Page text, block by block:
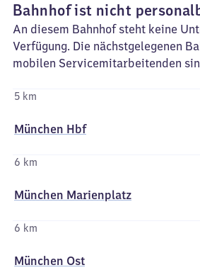
Bahnhof ist nicht
An diesem Bahnhof steht keine
Verfügung. Die nächstgelegenen
mobilen Servicemitarbeitenden
5 km
München Hbf
6 km
München Marienplatz
6 km
München Ost